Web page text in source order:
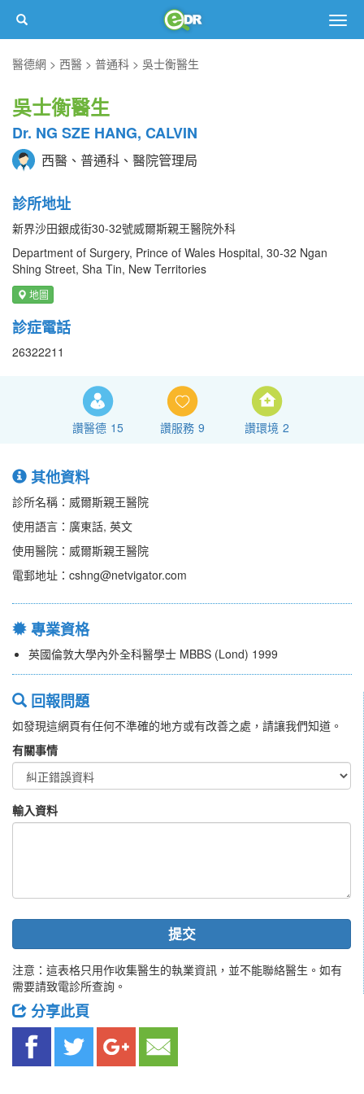
醫德網
西醫 普通科 吳士衡醫生
吳士衡醫生
Dr. NG SZE HANG, CALVIN
西醫、普通科、醫院管理局
診所地址
新界沙田銀成街30-32號威爾斯親王醫院外科
Department of Surgery, Prince of Wales Hospital, 30-32 Ngan
Shing Street, Sha Tin, New Territories
地圖
診症電話
26322211
讚醫德 15 讚服務 9 讚環境 2
其他資料
診所名稱：威爾斯親王醫院
使用語言：廣東話, 英文
使用醫院：威爾斯親王醫院
電郵地址：cshng@netvigator.com
專業資格
英國倫敦大學內外全科醫學士 MBBS (Lond) 1999
回報問題
如發現這網頁有任何不準確的地方或有改善之處，請讓我們知道。
有關事情
輸入資料
提交
注意：這表格只用作收集醫生的執業資訊，並不能聯絡醫生。如有
需要請致電診所查詢。
分享此頁